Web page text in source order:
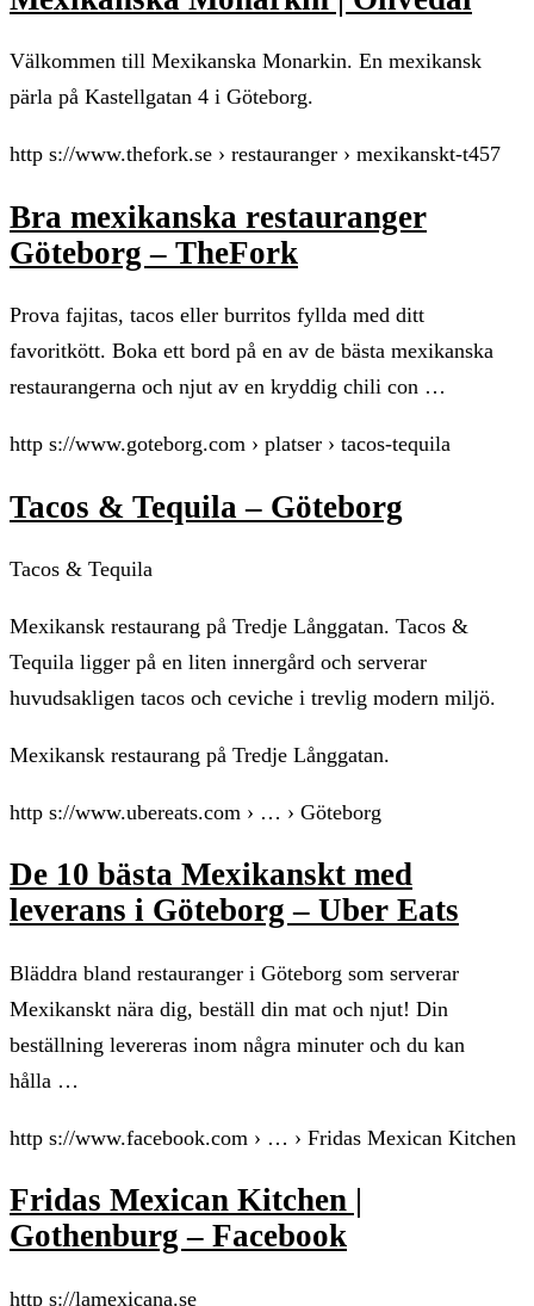
Välkommen till Mexikanska Monarkin. En mexikansk
pärla på Kastellgatan 4 i Göteborg.
http s://www.thefork.se › restauranger › mexikanskt-t457
Bra mexikanska restauranger
Göteborg – TheFork
Prova fajitas, tacos eller burritos fyllda med ditt
favoritkött. Boka ett bord på en av de bästa mexikanska
restaurangerna och njut av en kryddig chili con …
http s://www.goteborg.com › platser › tacos-tequila
Tacos & Tequila – Göteborg
Tacos & Tequila
Mexikansk restaurang på Tredje Långgatan. Tacos &
Tequila ligger på en liten innergård och serverar
huvudsakligen tacos och ceviche i trevlig modern miljö.
Mexikansk restaurang på Tredje Långgatan.
http s://www.ubereats.com › … › Göteborg
De 10 bästa Mexikanskt med
leverans i Göteborg – Uber Eats
Bläddra bland restauranger i Göteborg som serverar
Mexikanskt nära dig, beställ din mat och njut! Din
beställning levereras inom några minuter och du kan
hålla …
http s://www.facebook.com › … › Fridas Mexican Kitchen
Fridas Mexican Kitchen |
Gothenburg – Facebook
http s://lamexicana.se